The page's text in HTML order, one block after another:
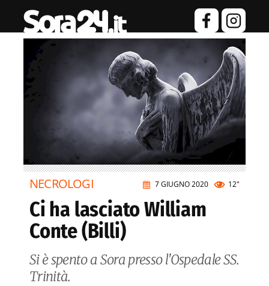
7 GIUGNO 2020 12"
NECROLOGI
Ci ha lasciato William
Conte (Billi)
Si è spento a Sora presso l'Ospedale SS.
Trinità.